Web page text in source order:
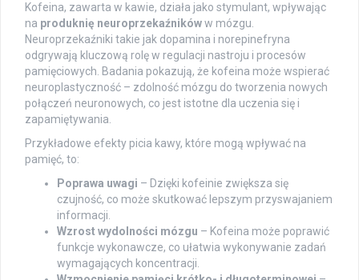
Kofeina, zawarta w kawie, działa jako stymulant, wpływając
na produknię neuroprzekaźnikóww mózgu.
Neuroprzekaźniki takie jak dopamina i norepinefryna
odgrywają kluczową rolę w regulacji nastroju i procesów
pamięciowych. Badania pokazują, że kofeina może wspierać
neuroplastyczność – zdolność mózgu do tworzenia nowych
połączeń neuronowych, co jest istotne dla uczenia się i
zapamiętywania.
Przykładowe efekty picia kawy, które mogą wpływać na
pamięć, to:
Poprawa uwagi – Dzięki kofeinie zwiększa się
czujność, co może skutkować lepszym przyswajaniem
informacji.
Wzrost wydolności mózgu – Kofeina może poprawić
funkcje wykonawcze, co ułatwia wykonywanie zadań
wymagających koncentracji.